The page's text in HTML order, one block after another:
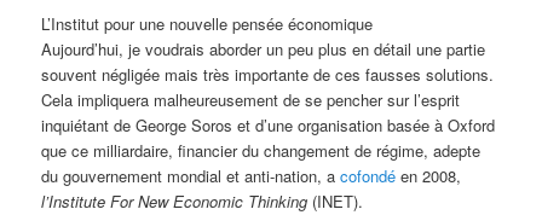
L’Institut pour une nouvelle pensée économique
Aujourd’hui, je voudrais aborder un peu plus en détail une partie
souvent négligée mais très importante de ces fausses solutions.
Cela impliquera malheureusement de se pencher sur l’esprit
inquiétant de George Soros et d’une organisation basée à Oxford
que ce milliardaire, financier du changement de régime, adepte
du gouvernement mondial et anti-nation, acofondé en 2008,
l’Institute For New Economic Thinking (INET).